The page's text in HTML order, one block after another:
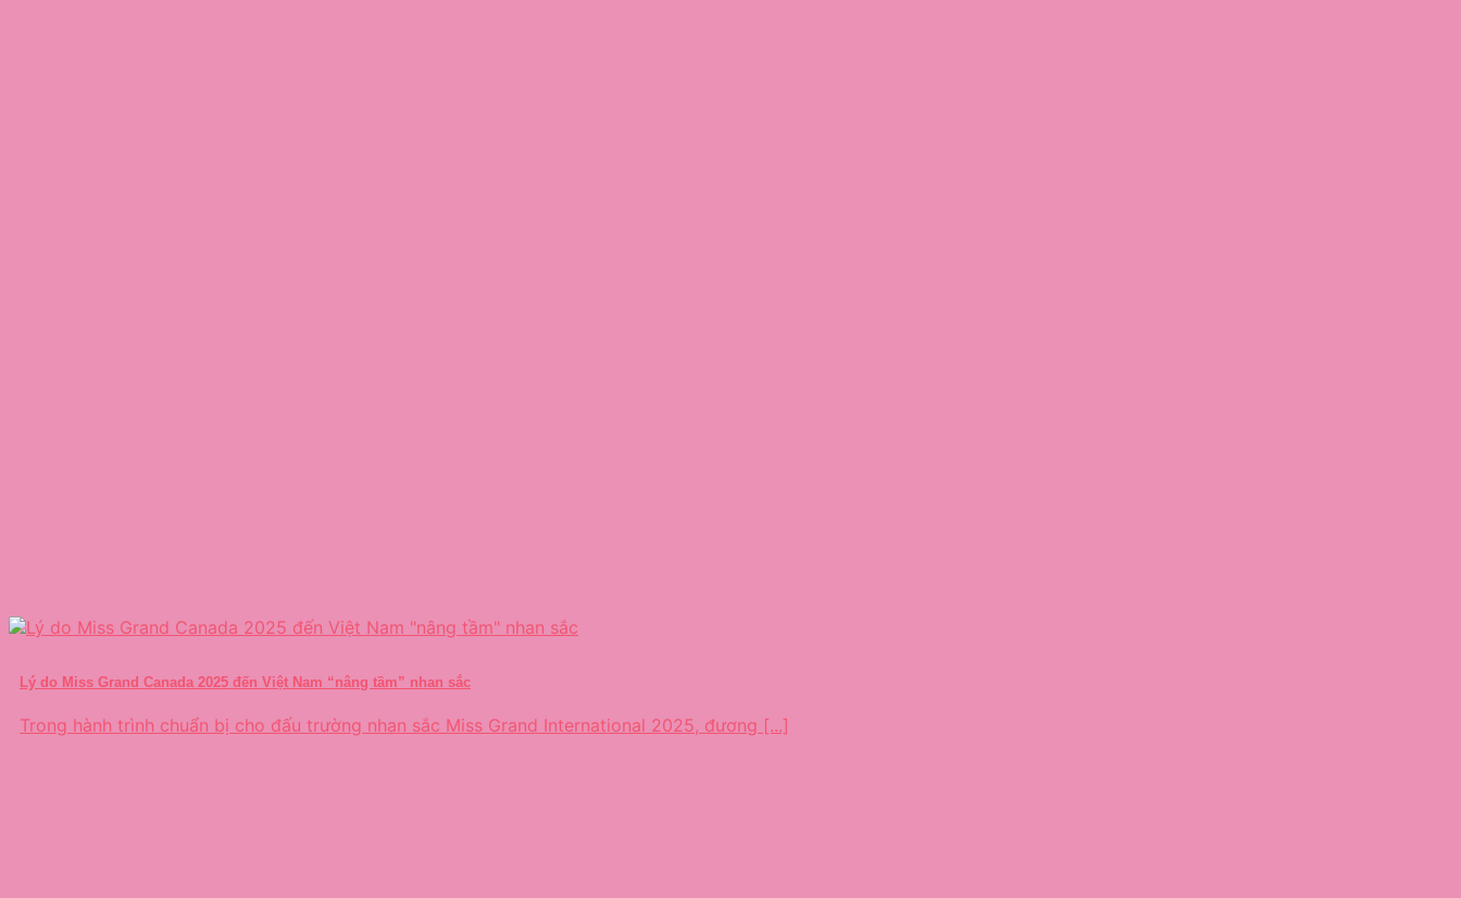
Lý do Miss Grand Canada 2025 đến Việt Nam “nâng tầm” nhan sắc
Trong hành trình chuẩn bị cho đấu trường nhan sắc Miss Grand International 2025, đương [...]